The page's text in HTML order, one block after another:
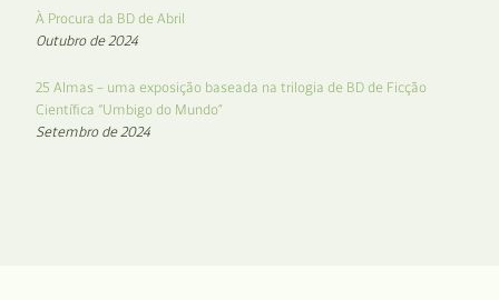
À Procura da BD de Abril
Outubro de 2024
25 Almas – uma exposição baseada na trilogia de BD de Ficção
Científica “Umbigo do Mundo”
Setembro de 2024